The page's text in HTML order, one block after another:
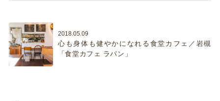
2018.05.09
心も身体も健やかになれる食堂カフェ／岩槻
「食堂カフェ ラパン」